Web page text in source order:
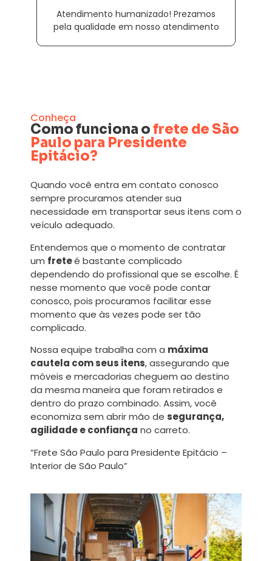
Atendimento humanizado! Prezamos
pela qualidade em nosso atendimento
Conheça
Como funciona ofrete de São
Paulo para Presidente
Epitácio?
Quando você entra em contato conosco
sempre procuramos atender sua
necessidade em transportar seus itens com o
veículo adequado.
Entendemos que o momento de contratar
um freteé bastante complicado
dependendo do profissional que se escolhe. É
nesse momento que você pode contar
conosco, pois procuramos facilitar esse
momento que às vezes pode ser tão
complicado.
Nossa equipe trabalha com a máxima
cautela com seus itens, assegurando que
móveis e mercadorias cheguem ao destino
da mesma maneira que foram retirados e
dentro do prazo combinado. Assim, você
economiza sem abrir mão de segurança,
agilidade e confiança no carreto.
“Frete São Paulo para Presidente Epitácio –
Interior de São Paulo”